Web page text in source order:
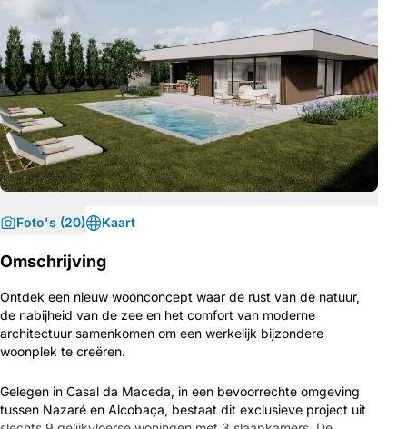
Foto's (20) Kaart
Omschrijving
Ontdek een nieuw woonconcept waar de rust van de natuur,
de nabijheid van de zee en het comfort van moderne
architectuur samenkomen om een ​​werkelijk bijzondere
woonplek te creëren.
Gelegen in Casal da Maceda, in een bevoorrechte omgeving
tussen Nazaré en Alcobaça, bestaat dit exclusieve project uit